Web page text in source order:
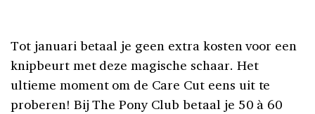
Tot januari betaal je geen extra kosten voor een
knipbeurt met deze magische schaar. Het
ultieme moment om de Care Cut eens uit te
proberen! Bij The Pony Club betaal je 50 à 60